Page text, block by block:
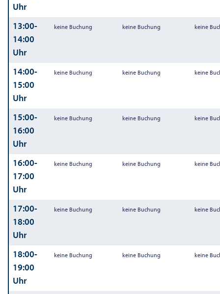
Uhr
13:00-
14:00
Uhr
keine Buchung keine Buchung keine
14:00-
15:00
Uhr
keine Buchung keine Buchung keine
15:00-
16:00
Uhr
keine Buchung keine Buchung keine
16:00-
17:00
Uhr
keine Buchung keine Buchung keine
17:00-
18:00
Uhr
keine Buchung keine Buchung keine
18:00-
19:00
Uhr
keine Buchung keine Buchung keine